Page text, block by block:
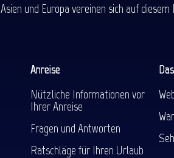
Asien und Europa vereinen sich auf
Anreise
Nützliche Informationen vor
Ihrer Anreise
Fragen und Antworten
Ratschläge für Ihren Urlaub